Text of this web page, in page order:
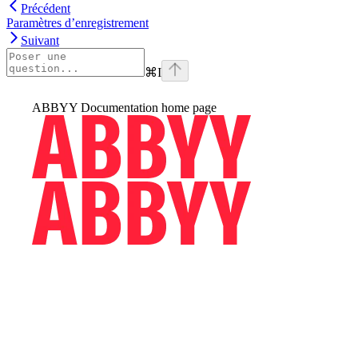
Précédent
Paramètres d’enregistrement
Suivant
⌘I
ABBYY Documentation home page